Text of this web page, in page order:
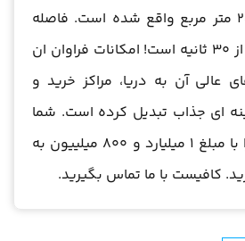
زمینی با مساحت 250 متر مربع واقع شده است. فاصله
این ویلا تا دریا کمتر از 30 ثانیه است! امکانات فراوان ان
عالی آن به دریا، مراکز خرید و
ای جذاب تبدیل کرده است. شما
می توانید این ویلا را با مبلغ 1 میلیارد و 800 میلییون به
کافیست با ما تماس بگیرید.